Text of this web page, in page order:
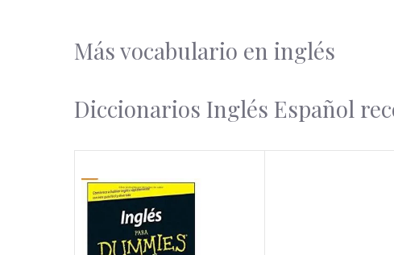
Más vocabulario en inglés
Diccionarios Inglés Español